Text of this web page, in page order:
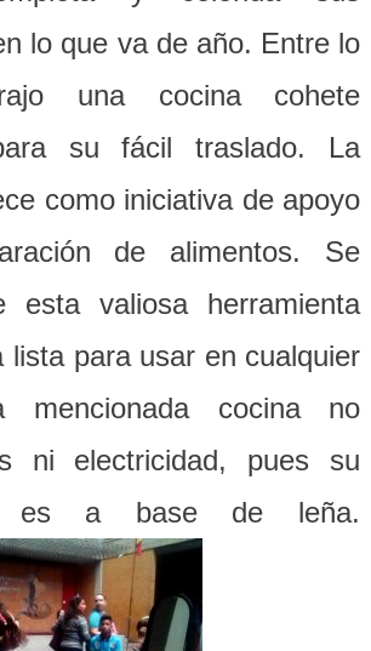
lo que va de año. Entre lo
una cocina cohete
su fácil traslado. La
como iniciativa de apoyo
de alimentos. Se
esta valiosa herramienta
lista para usar en cualquier
mencionada cocina no
ni electricidad, pues su
es a base de leña.